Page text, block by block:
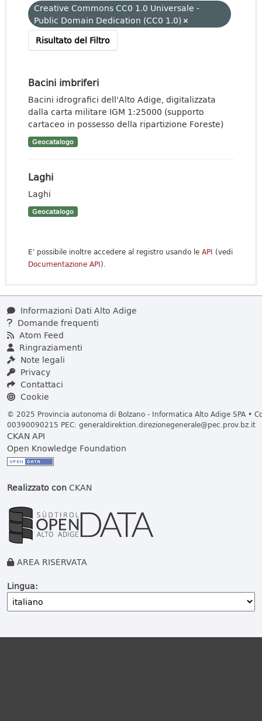
Creative Commons CC0 1.0 Universale -
Public Domain Dedication (CC0 1.0)
Risultato del Filtro
Bacini imbriferi
Bacini idrografici dell'Alto Adige, digitalizzata
dalla carta militare IGM 1:25000 (supporto
cartaceo in possesso della ripartizione Foreste)
Geocatalogo
Laghi
Laghi
Geocatalogo
E' possibile inoltre accedere al registro usando le API (vedi
Documentazione API).
Informazioni Dati Alto Adige
Domande frequenti
Atom Feed
Ringraziamenti
Note legali
Privacy
Contattaci
Cookie
© 2025 Provincia autonoma di Bolzano - Informatica Alto Adige SPA •
00390090215 PEC: generaldirektion.direzionegenerale@pec.prov.bz.it
CKAN API
Open Knowledge Foundation
Realizzato conCKAN
AREA RISERVATA
Lingua